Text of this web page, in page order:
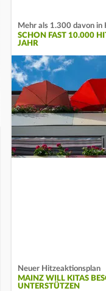
Mehr als 1.300 davon in
SCHON FAST 10.000
JAHR
Neuer Hitzeaktionsplan
MAINZ WILL KITAS
UNTERSTÜTZEN